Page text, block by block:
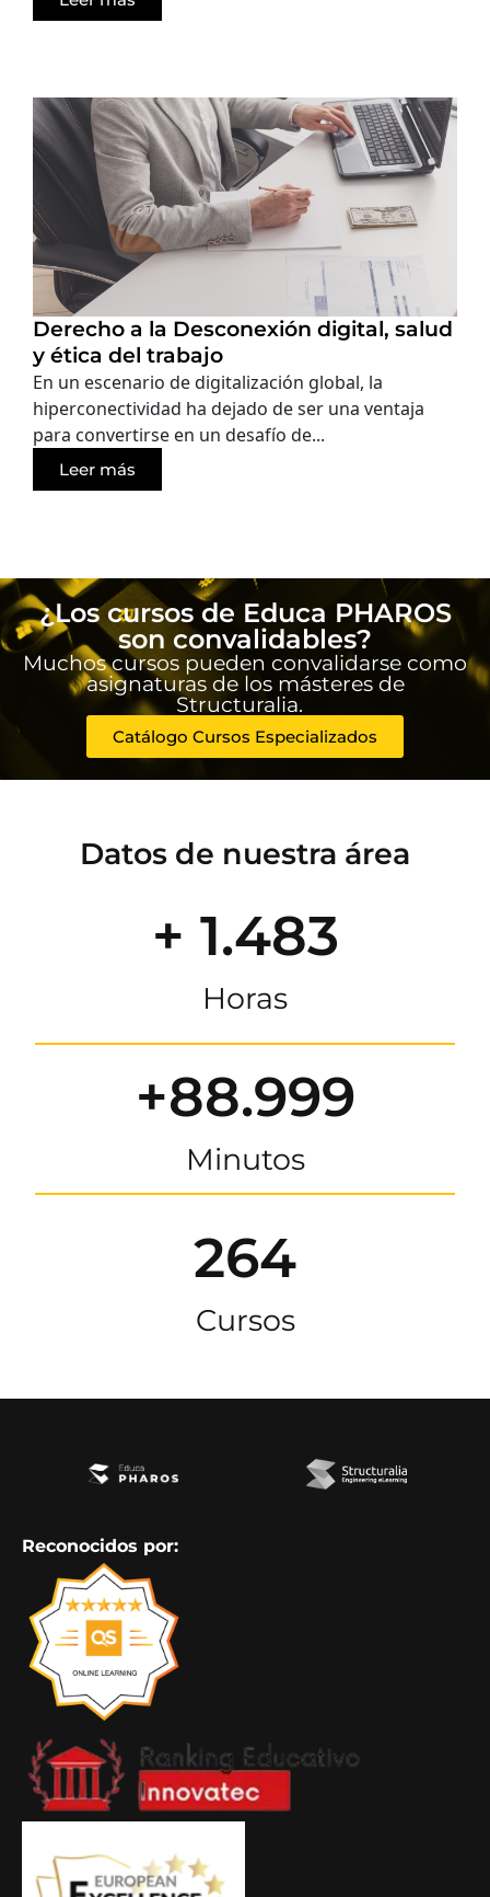
Derecho a la Desconexión digital, salud
y ética del trabajo
En un escenario de digitalización global, la
hiperconectividad ha dejado de ser una ventaja
para convertirse en un desafío de...
Leer más
¿Los cursos de Educa PHAROS
son convalidables?
Muchos cursos pueden convalidarse como
asignaturas de los másteres de
Structuralia.
Catálogo Cursos Especializados
Datos de nuestra área
+ 1.483
Horas
+88.999
Minutos
264
Cursos
Reconocidos por: